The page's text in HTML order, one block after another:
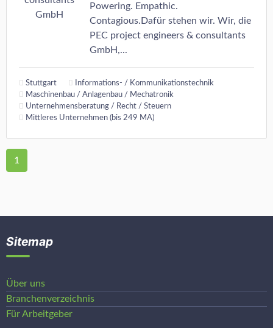
Powering. Empathic.
Contagious.Dafür stehen wir. Wir, die
PEC project engineers & consultants
GmbH,...
Stuttgart
Informations- / Kommunikationstechnik
Maschinenbau / Anlagenbau / Mechatronik
Unternehmensberatung / Recht / Steuern
Mittleres Unternehmen (bis 249 MA)
1
Sitemap
Über uns
Branchenverzeichnis
Für Arbeitgeber